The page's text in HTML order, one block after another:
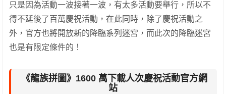
只是因為活動一波接著一波，有太多活動要舉行，所以不
得不延後了百萬慶祝活動，在此同時，除了慶祝活動之
外，官方也將開放新的降臨系列迷宮，而此次的降臨迷宮
也是有限定條件的！
《龍族拼圖》1600 萬下載人次慶祝活動官方網
站